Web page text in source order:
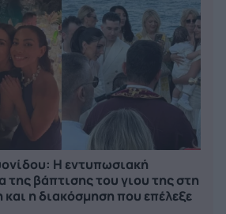
Η εντυπωσιακή
της βάπτισης του γιου της στη
και η διακόσμηση που επέλεξε